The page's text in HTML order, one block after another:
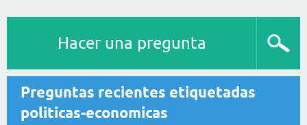
Hacer una pregunta
Preguntas recientes etiquetadas
politicas-economicas